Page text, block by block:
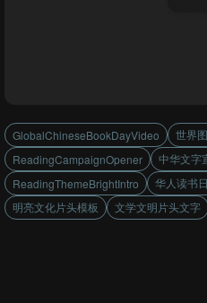
GlobalChineseBookDayVideo 世界
ReadingCampaignOpener
中华文字
ReadingThemeBrightIntro
华人读书
明亮文化片头模板
文学文明片头文字